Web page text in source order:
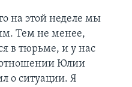
на этой неделе мы
Тем не менее,
в тюрьме, и у нас
отношении Юлии
о ситуации. Я